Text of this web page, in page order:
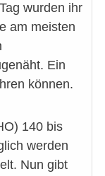
wurden ihr
am meisten
Ein
können.
140 bis
werden
Nun gibt